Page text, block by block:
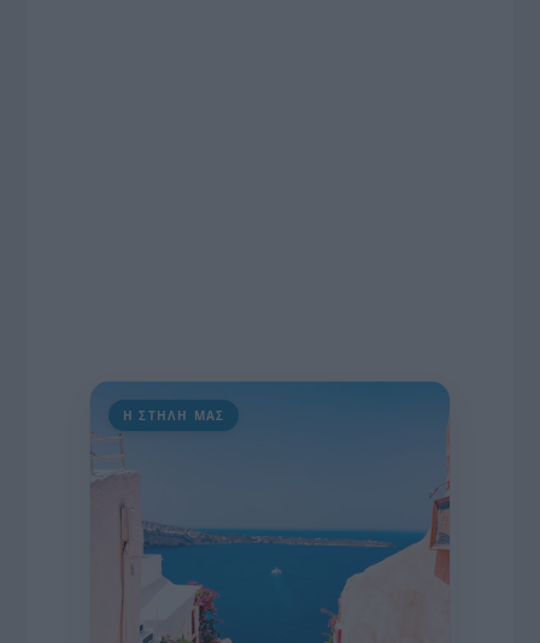
Η ΣΤΗΛΗ ΜΑΣ